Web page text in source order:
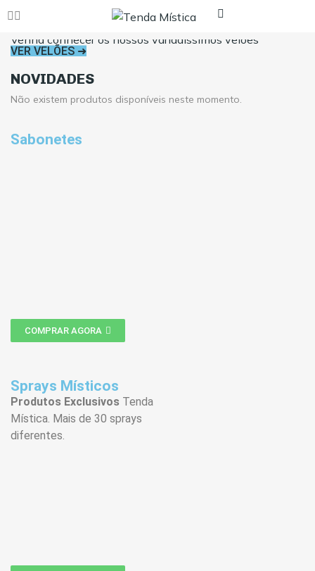
Venha conhecer os nossos variadíssimos velões
VER VELÕES ➜
NOVIDADES
Não existem produtos disponíveis neste momento.
Sabonetes
COMPRAR AGORA
Sprays Místicos
Produtos Exclusivos Tenda
Mística. Mais de 30 sprays
diferentes.